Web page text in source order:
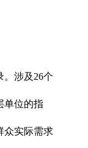
。涉及26个
单位的指
众实际需求